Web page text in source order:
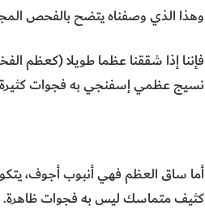
وهذا الذي وصفناه يتضح بالفحص
فإننا إذا شققنا عظما طويلا (كعظم
نسيج عظمي إسفنجي به فجوات
أما ساق العظم فهي أنبوب أجوف،
كثيف متماسك ليس به فجوات ظاهرة.